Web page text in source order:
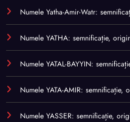
Numele Yatha-Amir-Watr:
Numele YATHA: semnificație,
Numele YATAL-BAYYIN:
Numele YATA-AMIR: semnificație,
Numele YASSER: semnificație,